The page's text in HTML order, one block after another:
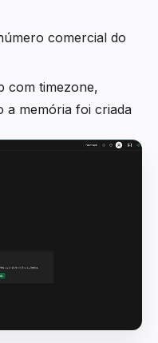
comercial do
com timezone,
a memória foi criada